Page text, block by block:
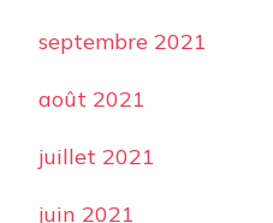
septembre 2021
août 2021
juillet 2021
juin 2021